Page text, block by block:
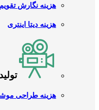
هزینه نگارش
هزینه دیتا اینتری
هزینه طراحی